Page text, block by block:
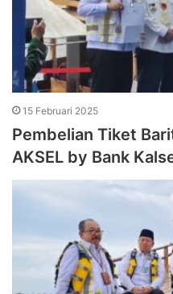
15 Februari 2025
Pembelian Tiket
AKSEL by Bank